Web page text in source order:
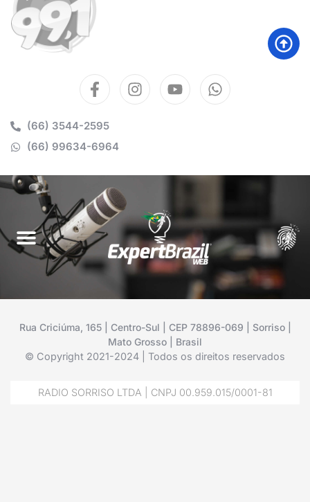
(66) 3544-2595
(66) 99634-6964
Rua Criciúma, 165 | Centro-Sul | CEP 78896-069 | Sorriso |
Mato Grosso | Brasil
© Copyright 2021-2024 | Todos os direitos reservados
RADIO SORRISO LTDA | CNPJ 00.959.015/0001-81